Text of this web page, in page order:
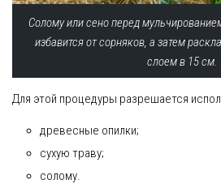
Солому или сено перед
избавится от сорняков, а затем
слоем в 15 см.
Для этой процедуры разрешается
древесные опилки;
сухую траву;
солому.